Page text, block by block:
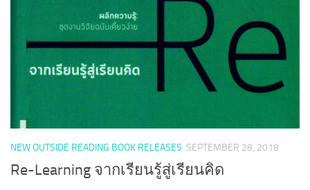
NEW OUTSIDE READING BOOK RELEASES SEPTEMBER 28, 2018
Re-Learning จากเรียนรู้สู่เรียนคิด